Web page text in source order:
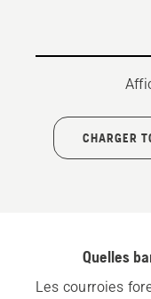
CHARGER
Quelles
Les courroies